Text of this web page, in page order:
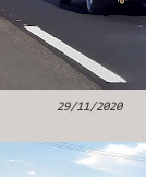
29/11/2020